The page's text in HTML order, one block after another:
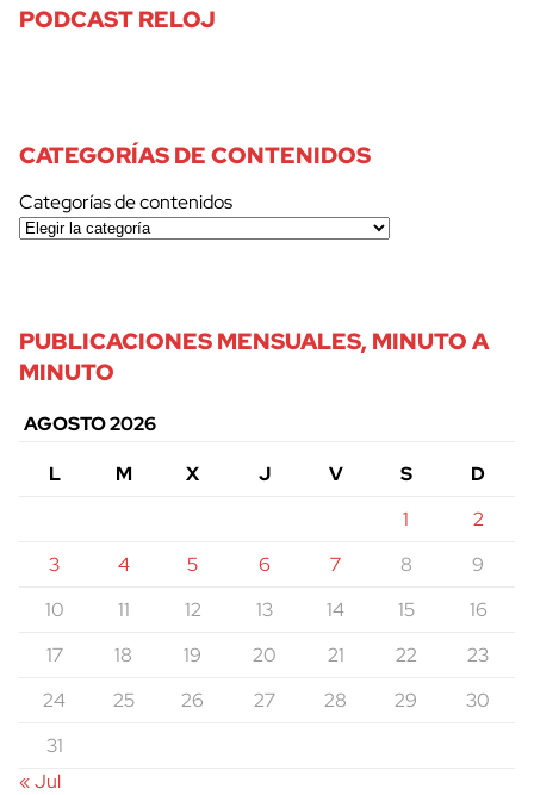
PODCAST RELOJ
CATEGORÍAS DE CONTENIDOS
Categorías de contenidos
PUBLICACIONES MENSUALES, MINUTO A
MINUTO
AGOSTO 2026
L
M X J V S
D
1
2
3
4 5 6 7 8
9
10
11 12 13 14 15
16
17
18 19 20 21 22
23
24
25 26 27 28 29
30
31
« Jul